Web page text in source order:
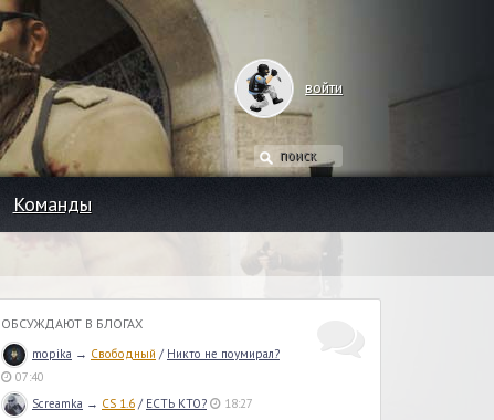
войти
Команды
ОБСУЖДАЮТ В БЛОГАХ
mopika → Свободный / Никто не поумирал?
07:40
Screamka → CS 1.6 / ЕСТЬ КТО? 18:27